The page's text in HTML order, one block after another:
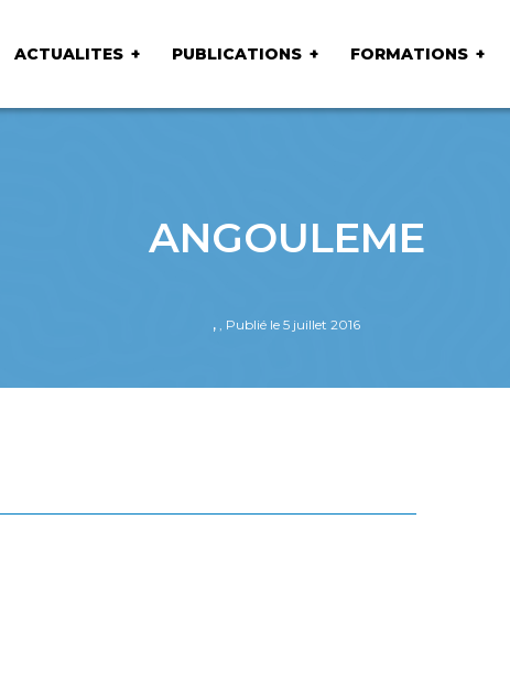
ACTUALITES PUBLICATIONS FORMATIONS
ANGOULEME
, , Publié le 5 juillet 2016